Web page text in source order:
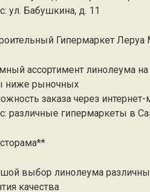
ул. Бабушкина, д. 11
Гипермаркет
ассортимент линолеума
ниже рыночных
заказа через интернет-
различные гипермаркеты в
выбор линолеума
качества